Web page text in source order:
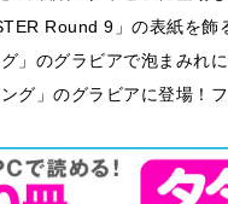
Round 9」の表紙を
」のグラビアで泡まみれ
グ」のグラビアに登場！